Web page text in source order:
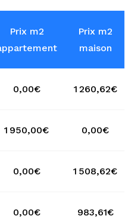
Prix m2
Prix m2
maison
0,00€ 1 260,62€
1 950,00€ 0,00€
0,00€ 1 508,62€
0,00€ 983,61€